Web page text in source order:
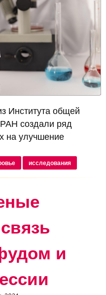
Института общей
создали ряд
на улучшение
результаты в
лечении депр...
исследования
и